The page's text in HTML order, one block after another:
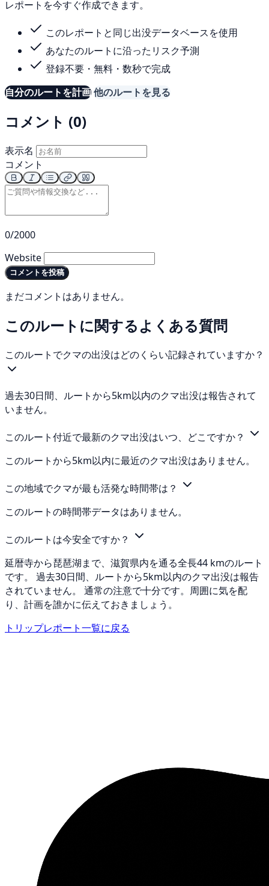
レポートを今すぐ作成できます。
このレポートと同じ出没データベースを使用
あなたのルートに沿ったリスク予測
登録不要・無料・数秒で完成
自分のルートを計画他のルートを見る
コメント (0)
表示名
コメント
0/2000
Website
コメントを投稿
まだコメントはありません。
このルートに関するよくある質問
このルートでクマの出没はどのくらい記録されていますか？
過去30日間、ルートから5km以内のクマ出没は報告されて
いません。
このルート付近で最新のクマ出没はいつ、どこですか？
このルートから5km以内に最近のクマ出没はありません。
この地域でクマが最も活発な時間帯は？
このルートの時間帯データはありません。
このルートは今安全ですか？
延暦寺から琵琶湖まで、滋賀県内を通る全長44 kmのルート
です。 過去30日間、ルートから5km以内のクマ出没は報告
されていません。 通常の注意で十分です。周囲に気を配
り、計画を誰かに伝えておきましょう。
トリップレポート一覧に戻る